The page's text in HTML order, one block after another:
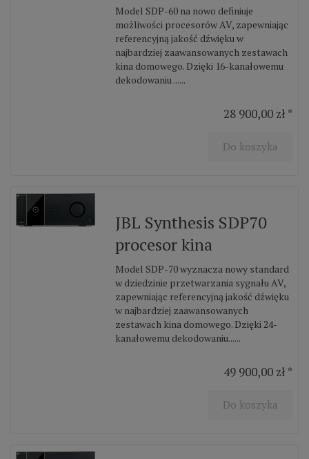
Model SDP-60 na nowo definiuje
możliwości procesorów AV, zapewniając
referencyjną jakość dźwięku w
najbardziej zaawansowanych zestawach
kina domowego. Dzięki 16-kanałowemu
dekodowaniu ......
28 900,00 zł *
Do koszyka
JBL Synthesis SDP70
procesor kina
Model SDP-70 wyznacza nowy standard
w dziedzinie przetwarzania sygnału AV,
zapewniając referencyjną jakość dźwięku
w najbardziej zaawansowanych
zestawach kina domowego. Dzięki 24-
kanałowemu dekodowaniu......
49 900,00 zł *
Do koszyka